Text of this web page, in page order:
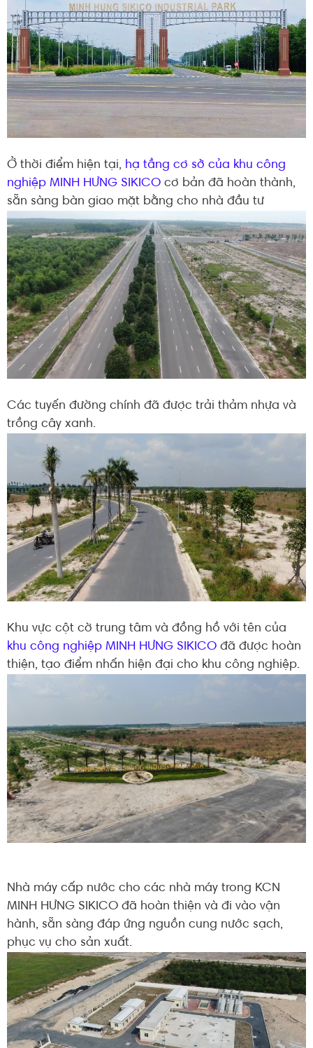
Ở thời điểm hiện tại, hạ tầng cơ sở của khu công
nghiệp MINH HƯNG SIKICO cơ bản đã hoàn thành,
sẵn sàng bàn giao mặt bằng cho nhà đầu tư
Các tuyến đường chính đã được trải thảm nhựa và
trồng cây xanh.
Khu vực cột cờ trung tâm và đồng hồ với tên của
khu công nghiệp MINH HƯNG SIKICO đã được hoàn
thiện, tạo điểm nhấn hiện đại cho khu công nghiệp.
Nhà máy cấp nước cho các nhà máy trong KCN
MINH HƯNG SIKICO đã hoàn thiện và đi vào vận
hành, sẵn sàng đáp ứng nguồn cung nước sạch,
phục vụ cho sản xuất.